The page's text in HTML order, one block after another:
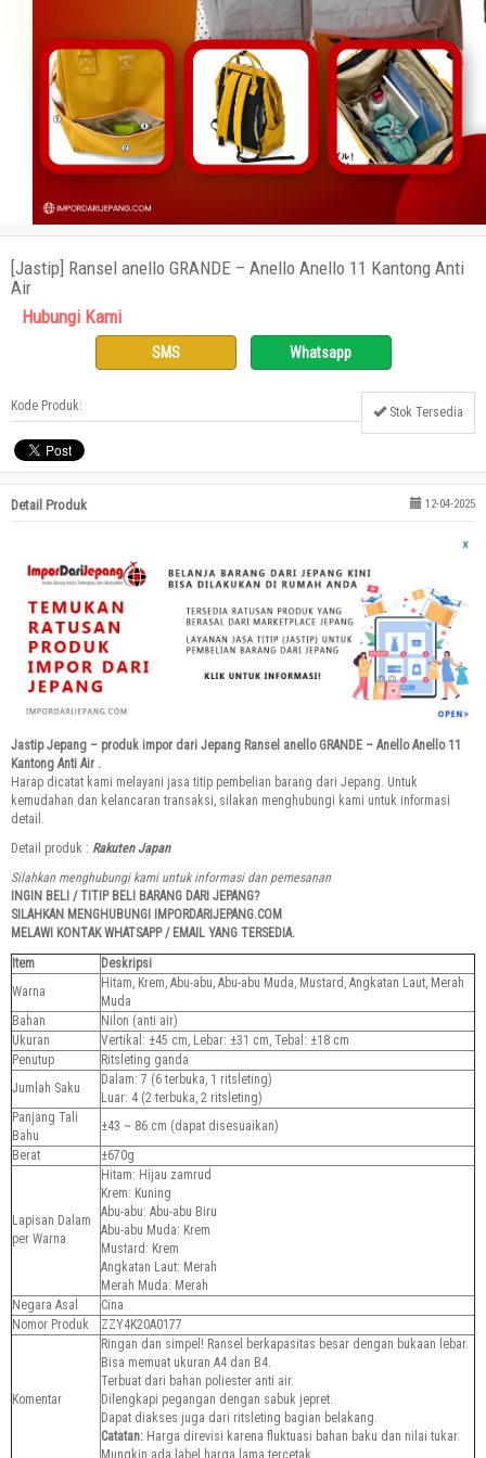
[Jastip] Ransel anello GRANDE – Anello Anello 11 Kantong Anti
Air
Hubungi Kami
SMS Whatsapp
Kode Produk: Stok Tersedia
Detail Produk 12-04-2025
Jastip Jepang – produk impor dari Jepang Ransel anello GRANDE – Anello Anello 11
Kantong Anti Air .
Harap dicatat kami melayani jasa titip pembelian barang dari Jepang. Untuk
kemudahan dan kelancaran transaksi, silakan menghubungi kami untuk informasi
detail.
Detail produk : Rakuten Japan
Silahkan menghubungi kami untuk informasi dan pemesanan
INGIN BELI / TITIP BELI BARANG DARI JEPANG?
SILAHKAN MENGHUBUNGI IMPORDARIJEPANG.COM
MELAWI KONTAK WHATSAPP / EMAIL YANG TERSEDIA.
Item
Deskripsi
Warna
Hitam, Krem, Abu-abu, Abu-abu Muda, Mustard, Angkatan Laut, Merah
Muda
Bahan
Nilon (anti air)
Ukuran
Vertikal: ±45 cm, Lebar: ±31 cm, Tebal: ±18 cm
Penutup
Ritsleting ganda
Jumlah Saku
Dalam: 7 (6 terbuka, 1 ritsleting)
Luar: 4 (2 terbuka, 2 ritsleting)
Panjang Tali
Bahu
±43 ~ 86 cm (dapat disesuaikan)
Berat
±670g
Lapisan Dalam
per Warna
Hitam: Hijau zamrud
Krem: Kuning
Abu-abu: Abu-abu Biru
Abu-abu Muda: Krem
Mustard: Krem
Angkatan Laut: Merah
Merah Muda: Merah
Negara Asal
Cina
Nomor Produk
ZZY4K20A0177
Komentar
Ringan dan simpel! Ransel berkapasitas besar dengan bukaan lebar.
Bisa memuat ukuran A4 dan B4.
Terbuat dari bahan poliester anti air.
Dilengkapi pegangan dengan sabuk jepret.
Dapat diakses juga dari ritsleting bagian belakang.
Catatan: Harga direvisi karena fluktuasi bahan baku dan nilai tukar.
Mungkin ada label harga lama tercetak.